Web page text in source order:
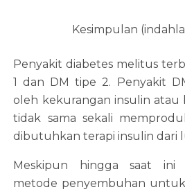
Kesimpulan
Penyakit diabetes melitus
1 dan DM tipe 2. Penyakit
oleh kekurangan insulin
tidak sama sekali
dibutuhkan terapi insulin dari
Meskipun hingga saat ini
metode penyembuhan